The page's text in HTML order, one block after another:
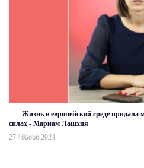
Жизнь в европейской среде придала
силах - Мариам Лашхия
27 / მაისი 2024